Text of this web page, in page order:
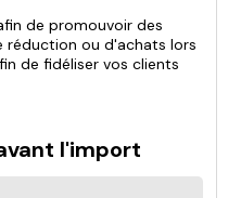
de promouvoir des
réduction ou d'achats lors
de fidéliser vos clients
l'import